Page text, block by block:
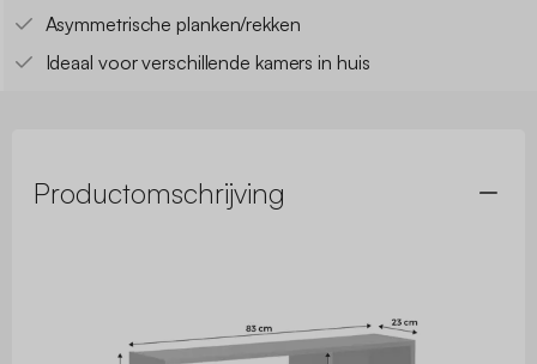
Asymmetrische planken/rekken
Ideaal voor verschillende kamers in huis
Productomschrijving